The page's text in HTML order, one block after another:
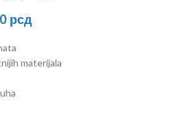
рсд
materijala